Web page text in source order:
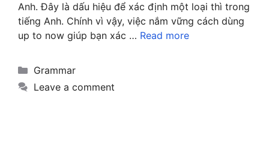
Anh. Đây là dấu hiệu để xác định một loại thì trong
tiếng Anh. Chính vì vậy, việc nắm vững cách dùng
up to now giúp bạn xác … Read more
Categories
Grammar
Leave a comment